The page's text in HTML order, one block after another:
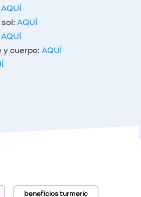
AQUÍ
AQUÍ
AQUÍ
y cuerpo: AQUÍ
beneficios turmeric